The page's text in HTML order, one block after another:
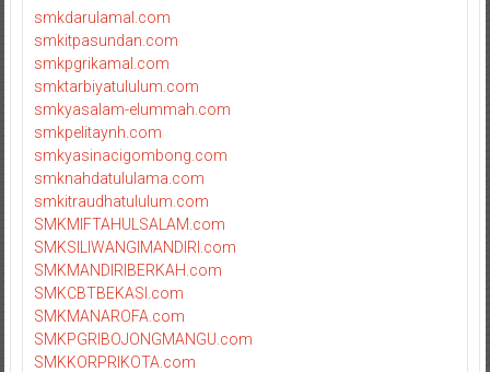
smkdarulamal.com
smkitpasundan.com
smkpgrikamal.com
smktarbiyatululum.com
smkyasalam-elummah.com
smkpelitaynh.com
smkyasinacigombong.com
smknahdatululama.com
smkitraudhatululum.com
SMKMIFTAHULSALAM.com
SMKSILIWANGIMANDIRI.com
SMKMANDIRIBERKAH.com
SMKCBTBEKASI.com
SMKMANAROFA.com
SMKPGRIBOJONGMANGU.com
SMKKORPRIKOTA.com